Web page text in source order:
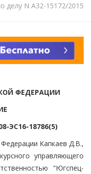
делу N А32-15172/2015
ФЕДЕРАЦИИ
ЭС16-18786(5)
Капкаев Д.В.,
управляющего
"Югспец-